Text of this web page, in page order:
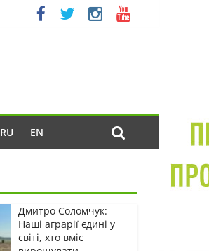
RU EN
Дмитро Соломчук:
Наші аграрії єдині у
світі, хто вміє